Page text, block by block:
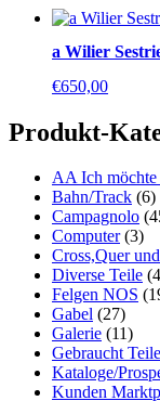
a Wilier
€650,00
Produkt-
AA Ich
Bahn/Track (6)
Campagnolo
Computer (3)
Cross,Quer
Diverse Teile
Felgen NOS
Gabel (27)
Galerie (11)
Gebraucht Teile
Kataloge/
Kunden